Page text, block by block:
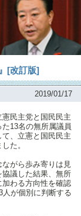
[改訂版]
2019/01/17
民主党と国民民主
13名の無所属議員
、立憲と国民民主
た。
がら歩み寄りは見
議した結果、無所
わる方向性を確認
人が個別に判断する